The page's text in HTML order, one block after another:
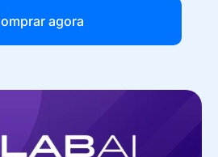
agora